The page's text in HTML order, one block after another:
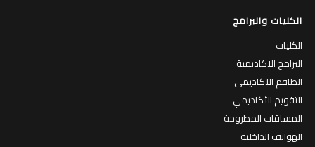
الكليات والبرامج
الكليات
البرامج الاكاديمية
الطاقم الاكاديمي
التقويم الأكاديمي
المساقات المطروحة
الهواتف الداخلية